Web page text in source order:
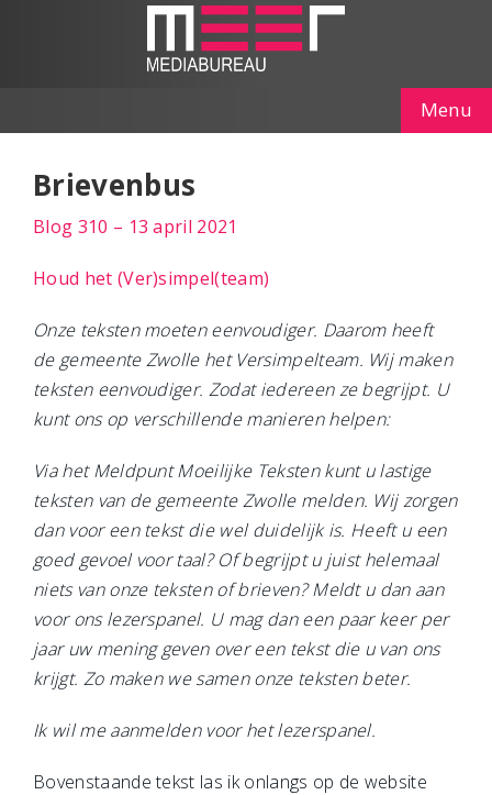
Menu
Brievenbus
Blog 310 – 13 april 2021
Houd het (Ver)simpel(team)
Onze teksten moeten eenvoudiger. Daarom heeft
de gemeente Zwolle het Versimpelteam. Wij maken
teksten eenvoudiger. Zodat iedereen ze begrijpt. U
kunt ons op verschillende manieren helpen:
Via het Meldpunt Moeilijke Teksten kunt u lastige
teksten van de gemeente Zwolle melden. Wij zorgen
dan voor een tekst die wel duidelijk is. Heeft u een
goed gevoel voor taal? Of begrijpt u juist helemaal
niets van onze teksten of brieven? Meldt u dan aan
voor ons lezerspanel. U mag dan een paar keer per
jaar uw mening geven over een tekst die u van ons
krijgt. Zo maken we samen onze teksten beter.
Ik wil me aanmelden voor het lezerspanel.
Bovenstaande tekst las ik onlangs op de website